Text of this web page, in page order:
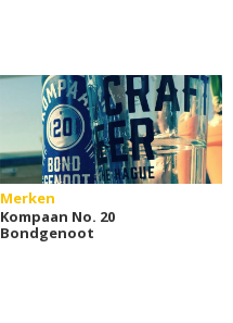
Merken
Kompaan No. 20
Bondgenoot